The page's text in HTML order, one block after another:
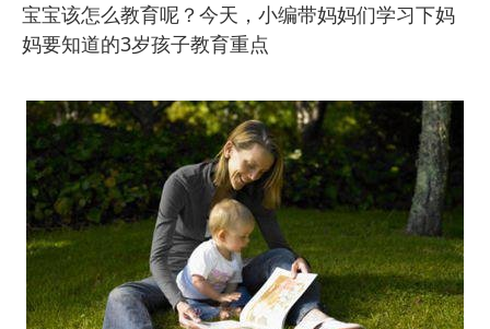
宝宝该怎么教育呢？今天，小编带妈妈们学习下妈
妈要知道的3岁孩子教育重点